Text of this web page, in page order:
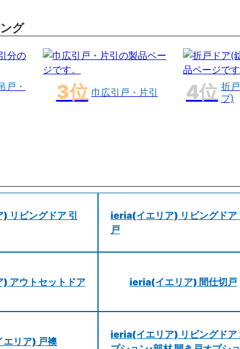
グ
戸・
巾広引戸・片引
折
プ)
リビングドア 引
ieria(イエリア) リビングドア
戸
アウトセットドア ieria(イエリア) 間仕切戸
リア) 戸襖
ieria(イエリア) リビングドア